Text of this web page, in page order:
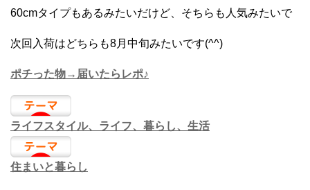
60cmタイプもあるみたいだけど、そちらも人気みたいで
次回入荷はどちらも8月中旬みたいです(^^)
ポチった物→届いたらレポ♪
ライフスタイル、ライフ、暮らし、生活
住まいと暮らし